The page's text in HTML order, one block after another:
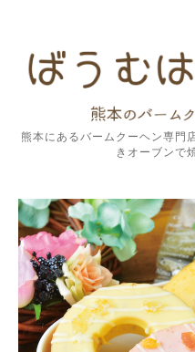
熊本にあるバームクーヘン専門
きオーブンで